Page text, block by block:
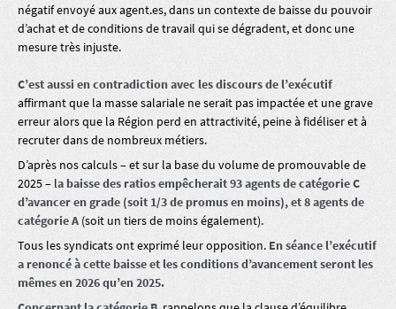
négatif envoyé aux agent.es, dans un contexte de baisse du pouvoir
d’achat et de conditions de travail qui se dégradent, et donc une
mesure très injuste.
C’est aussi en contradiction avec les discours de l’exécutif
affirmant que la masse salariale ne serait pas impactée et une grave
erreur alors que la Région perd en attractivité, peine à fidéliser et à
recruter dans de nombreux métiers.
D’après nos calculs – et sur la base du volume de promouvable de
2025 – la baisse des ratios empêcherait 93 agents de catégorie C
d’avancer en grade (soit 1/3 de promus en moins), et 8 agents de
catégorie A (soit un tiers de moins également).
Tous les syndicats ont exprimé leur opposition. En séance l’exécutif
a renoncé à cette baisse et les conditions d’avancement seront les
mêmes en 2026 qu’en 2025.